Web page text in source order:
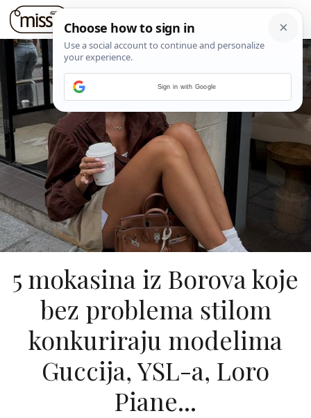
5 mokasina iz Borova koje
bez problema stilom
konkuriraju modelima
Guccija, YSL-a, Loro
Piane...
Sign in with Google